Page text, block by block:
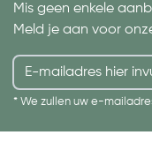
Mis geen enkele
Meld je aan voor
* We zullen uw e-